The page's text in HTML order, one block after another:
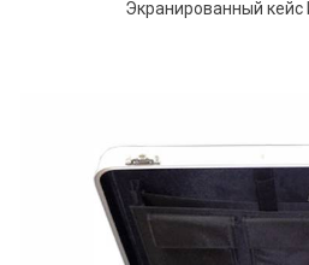
Экранированный